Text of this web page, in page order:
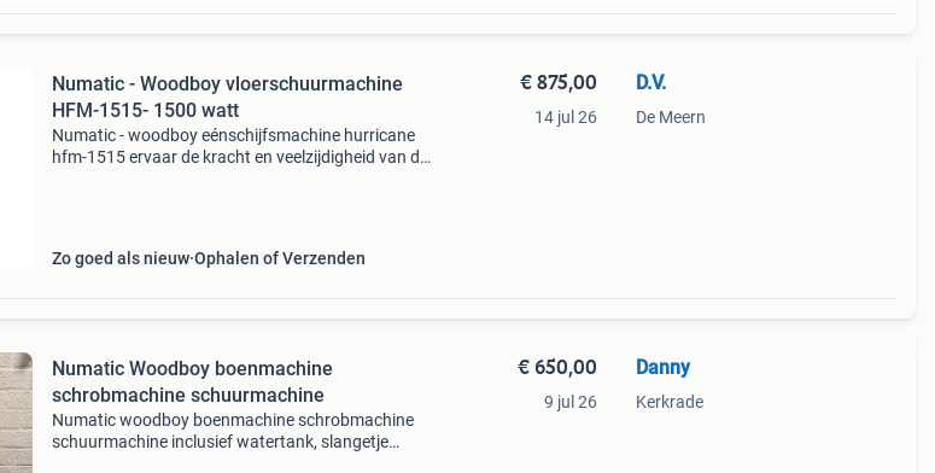
Numatic - Woodboy vloerschuurmachine
HFM-1515- 1500 watt
Numatic - woodboy eénschijfsmachine hurricane
hfm-1515 ervaar de kracht en veelzijdigheid van de
Zo goed als nieuw Ophalen of Verzenden
€ 875,00
14 jul 26
D.V.
De Meern
Numatic Woodboy boenmachine
schrobmachine schuurmachine
Numatic woodboy boenmachine schrobmachine
schuurmachine inclusief watertank, slangetje
€ 650,00
9 jul 26
Danny
Kerkrade